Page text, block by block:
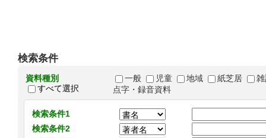
検索条件
資料種別
すべて選択
一般 児童 地域 紙芝居
点字・録音資料
検索条件1
検索条件2